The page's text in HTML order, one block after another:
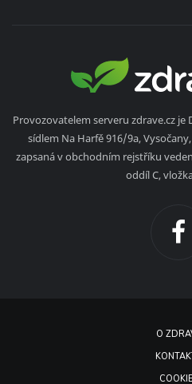
Provozovatelem serveru zdrave.cz je
sídlem Na Harfě 916/9a,
zapsaná v obchodním rejstříku
oddíl C,
O